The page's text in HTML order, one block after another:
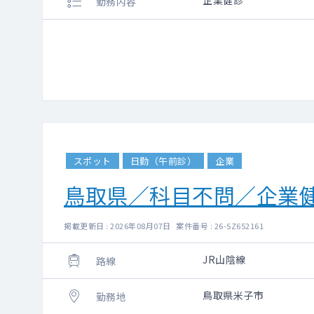
スポット 日勤（午前診） 企業
鳥取県／科目不問／企業
掲載更新日 : 2026年08月07日 案件番号 : 26-SZ652161
路線 JR山陰線
勤務地 鳥取県米子市